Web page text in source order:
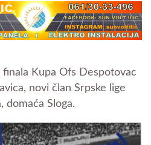
Kupa Ofs Despotovac
novi član Srpske lige
domaća Sloga.